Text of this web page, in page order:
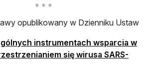
opublikowany w Dzienniku Ustaw
instrumentach wsparcia w
się wirusa SARS-